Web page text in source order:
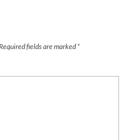
Required fields are marked *